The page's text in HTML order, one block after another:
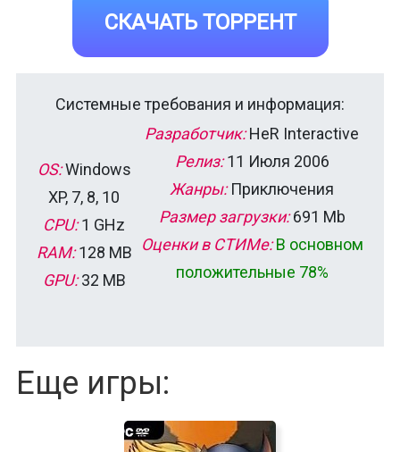
СКАЧАТЬ ТОРРЕНТ
Системные требования и информация:
OS:Windows
XP, 7, 8, 10
CPU:1 GHz
RAM:128 MB
GPU:32 MB
Разработчик:HeR Interactive
Релиз:11 Июля 2006
Жанры:Приключения
Размер загрузки:691 Mb
Оценки в СТИМе: В основном
положительные 78%
Еще игры: